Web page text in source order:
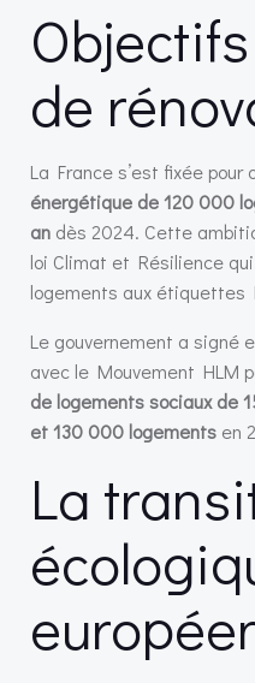
de
La France s’est fixée pour
énergétique de 120 000
an dès 2024. Cette
loi Climat et Résilience
logements aux étiquettes
Le gouvernement a signé
avec le Mouvement HLM
de logements sociaux de
et 130 000 logements en
La